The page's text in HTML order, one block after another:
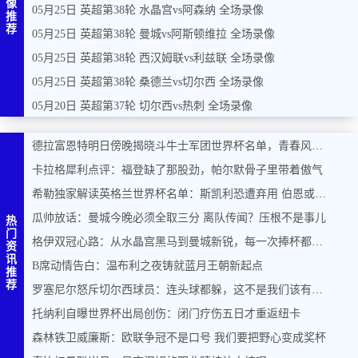
像
推
荐
05月25日 英超第38轮 水晶宫vs阿森纳 全场录像
05月25日 英超第38轮 曼城vs阿斯顿维拉 全场录像
05月25日 英超第38轮 西汉姆联vs利兹联 全场录像
05月25日 英超第38轮 桑德兰vs切尔西 全场录像
05月20日 英超第37轮 切尔西vs热刺 全场录像
热
门
资
讯
推
荐
德拉富恩特明日傍晚揭晓斗牛士军团世界杯名单，青春风暴能否席卷美加墨？
卡拉格犀利点评：福登缺了那股劲，帕尔默骨子里带着傲气
希勒独家解读英格兰世界杯名单：斯凯利恐遭弃用 伯恩或力压马奎尔入围
瓜帅放话：曼城今晚必须全取三分 离队传闻？压根不是事儿
格伊双冠心路：从水晶宫黑马到曼城新锐，每一次捧杯都是奇迹
B席动情告白：温布利之夜铸就蓝月王朝新起点
罗塞尼尔怒斥切尔西球员：连头球都躲，这不是我们该有的样子
托纳利自曝世界杯出局创伤：闭门疗伤五日才重返纽卡
森林铁卫威廉斯：欧联争冠不是口号 我们要把野心变成奖杯